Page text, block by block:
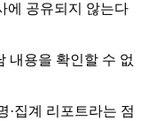
에 공유되지 않는다
내용을 확인할 수 없
·집계 리포트라는 점